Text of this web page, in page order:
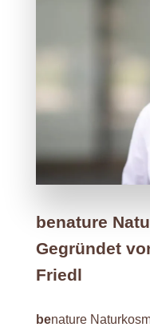
benature
Gegründet
Friedl
benature